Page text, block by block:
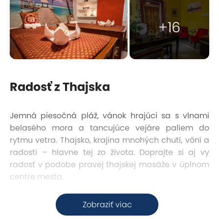
+16
Zobraziť viac
Radosť z Thajska
Jemná piesočná pláž, vánok hrajúci sa s vlnami
belasého mora a tancujúce vejáre paliem do
rytmu vetra. Thajsko, krajina mnohých chutí, vôní a
radosti – hlavne tej zo života. Doprajte si aj vy
radosť v podobe pravej thajskej masáže v úplnom
centre mesta.
Skvelá dostupnosť